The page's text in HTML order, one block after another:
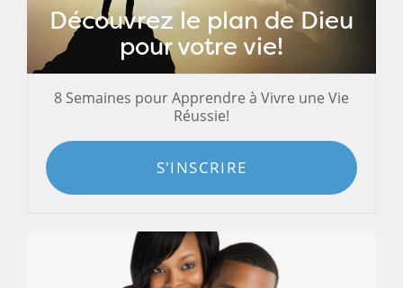
Découvrez le plan de Dieu
pour votre vie!
8 Semaines pour Apprendre à Vivre une Vie
Réussie!
S'INSCRIRE